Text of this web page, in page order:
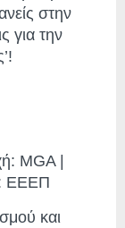
στην
για την
MGA |
ΕΕΕΠ
και